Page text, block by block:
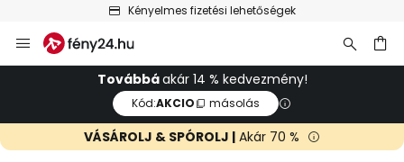
Kényelmes fizetési lehetőségek
Ugrás
a
tartalomhozTovábbáakár 14 % kedvezmény!
Kód:AKCIO másolás
VÁSÁROLJ & SPÓROLJ | Akár 70 %